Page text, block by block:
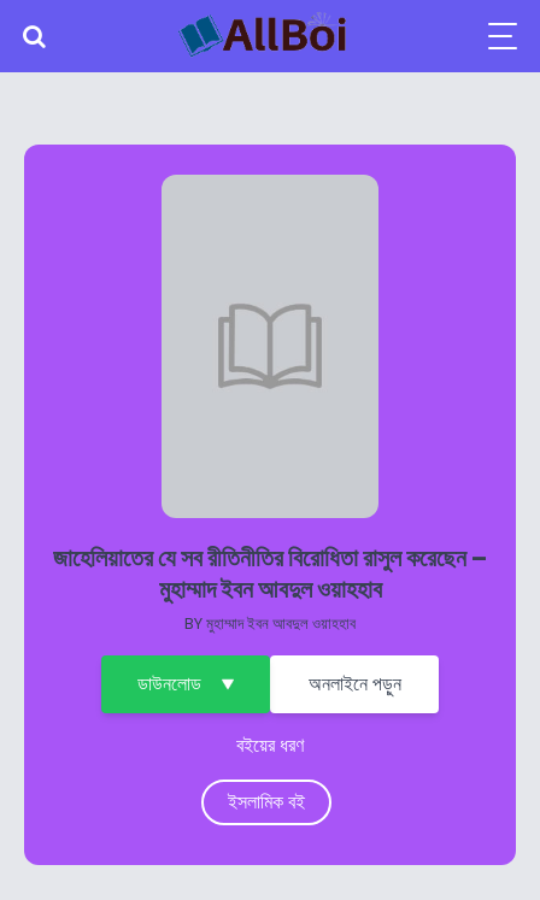
জাহেলিয়াতের যে সব রীতিনীতির বিরোধিতা রাসুল করেছেন –
মুহাম্মাদ ইবন আবদুল ওয়াহহাব
BYমুহাম্মাদ ইবন আবদুল ওয়াহহাব
ডাউনলোড অনলাইনে পড়ুন
বইয়ের ধরণ
ইসলামিক বই